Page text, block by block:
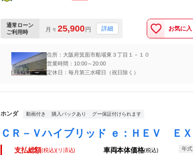
通常ローン
ご利用時
月々 25,900円 詳細 お気に入
住所：大阪府箕面市船場東３丁目１－１０
営業時間：10:00～20:00
定休日：毎月第三水曜日（祝日除く）
ホンダ 動画付き 購入パックあり グー保証付けられます
支払総額(税込)(リ済込) 車両本体価格(税込) 年式